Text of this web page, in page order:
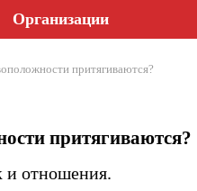
Организации
притягиваются?
притягиваются?
и отношения.